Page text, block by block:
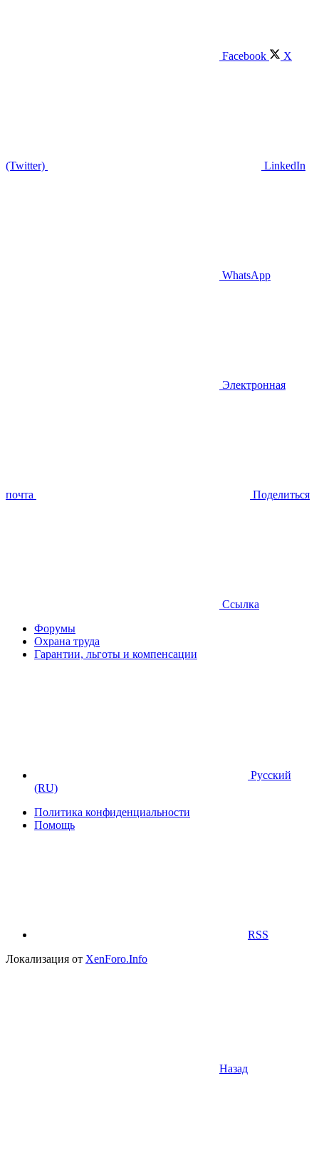
Facebook X
(Twitter) LinkedIn
WhatsApp
Электронная
почта Поделиться
Ссылка
Форумы
Охрана труда
Гарантии, льготы и компенсации
Русский
(RU)
Политика конфиденциальности
Помощь
RSS
Локализация от XenForo.Info
Назад